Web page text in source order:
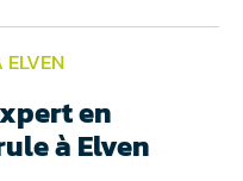
en
à Elven